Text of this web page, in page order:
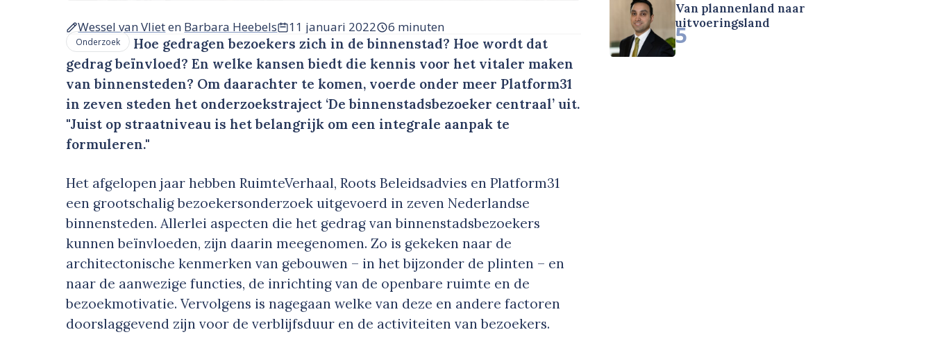
Wessel van Vlieten Barbara Heebels 11 januari 2022 6 minuten
Onderzoek
Hoe gedragen bezoekers zich in de binnenstad? Hoe wordt dat
gedrag beïnvloed? En welke kansen biedt die kennis voor het vitaler maken
van binnensteden? Om daarachter te komen, voerde onder meer Platform31
in zeven steden het onderzoekstraject ‘De binnenstadsbezoeker centraal’ uit.
"Juist op straatniveau is het belangrijk om een integrale aanpak te
formuleren."
Het afgelopen jaar hebben RuimteVerhaal, Roots Beleidsadvies en Platform31
een grootschalig bezoekersonderzoek uitgevoerd in zeven Nederlandse
binnensteden. Allerlei aspecten die het gedrag van binnenstadsbezoekers
kunnen beïnvloeden, zijn daarin meegenomen. Zo is gekeken naar de
architectonische kenmerken van gebouwen – in het bijzonder de plinten – en
naar de aanwezige functies, de inrichting van de openbare ruimte en de
bezoekmotivatie. Vervolgens is nagegaan welke van deze en andere factoren
doorslaggevend zijn voor de verblijfsduur en de activiteiten van bezoekers.
Van plannenland naar
uitvoeringsland
5